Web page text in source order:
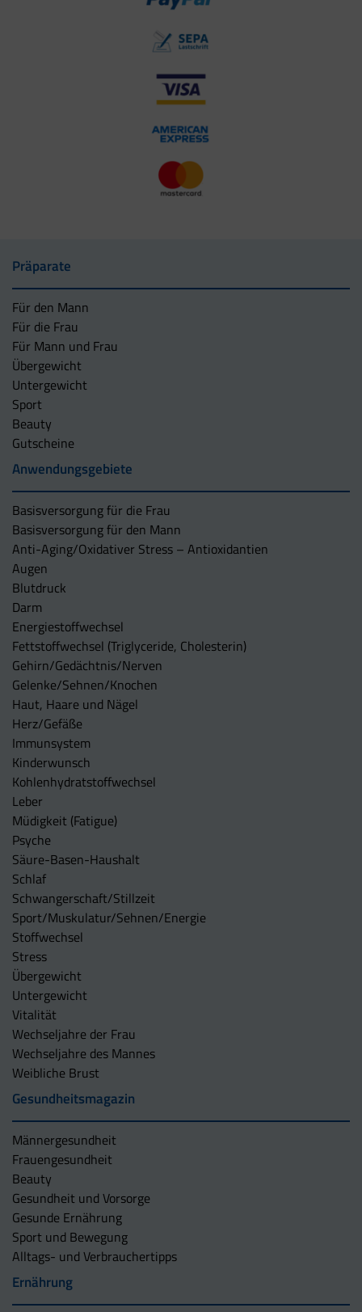
Präparate
Für den Mann
Für die Frau
Für Mann und Frau
Übergewicht
Untergewicht
Sport
Beauty
Gutscheine
Anwendungsgebiete
Basisversorgung für die Frau
Basisversorgung für den Mann
Anti-Aging/Oxidativer Stress – Antioxidantien
Augen
Blutdruck
Darm
Energiestoffwechsel
Fettstoffwechsel (Triglyceride, Cholesterin)
Gehirn/Gedächtnis/Nerven
Gelenke/Sehnen/Knochen
Haut, Haare und Nägel
Herz/Gefäße
Immunsystem
Kinderwunsch
Kohlenhydratstoffwechsel
Leber
Müdigkeit (Fatigue)
Psyche
Säure-Basen-Haushalt
Schlaf
Schwangerschaft/Stillzeit
Sport/Muskulatur/Sehnen/Energie
Stoffwechsel
Stress
Übergewicht
Untergewicht
Vitalität
Wechseljahre der Frau
Wechseljahre des Mannes
Weibliche Brust
Gesundheitsmagazin
Männergesundheit
Frauengesundheit
Beauty
Gesundheit und Vorsorge
Gesunde Ernährung
Sport und Bewegung
Alltags- und Verbrauchertipps
Ernährung